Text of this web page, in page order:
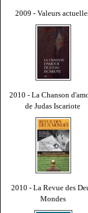
2009 - Valeurs
2010 - La Chanson
de Judas Iscariote
2010 - La Revue des
Mondes